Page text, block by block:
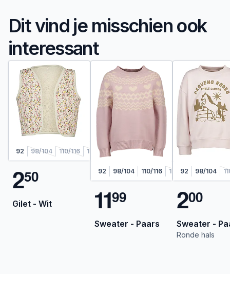
Dit vind je misschien ook
interessant
92 98/104 110/116 122/128
250
Gilet - Wit
92 98/104 110/116 122/128
1199
Sweater - Paars
92 98/104
200
Sweater -
Ronde hals